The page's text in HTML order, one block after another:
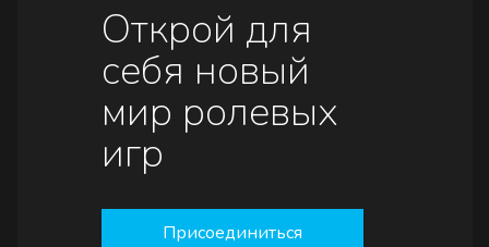
Открой для
себя новый
мир ролевых
игр
Присоединиться